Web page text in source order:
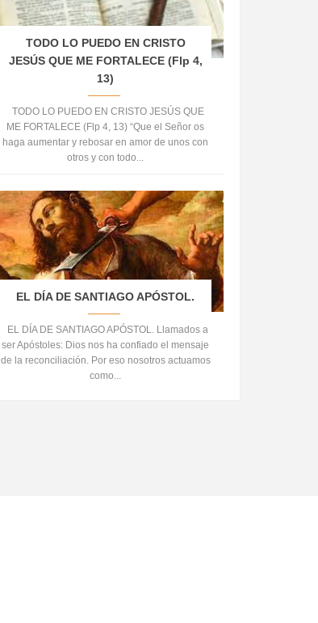
TODO LO PUEDO EN CRISTO
JESÚS QUE ME FORTALECE (Flp 4,
13)
TODO LO PUEDO EN CRISTO JESÚS QUE
ME FORTALECE (Flp 4, 13) “Que el Señor os
haga aumentar y rebosar en amor de unos con
otros y con todo...
EL DÍA DE SANTIAGO APÓSTOL.
EL DÍA DE SANTIAGO APÓSTOL. Llamados a
ser Apóstoles: Dios nos ha confiado el mensaje
de la reconciliación. Por eso nosotros actuamos
como...